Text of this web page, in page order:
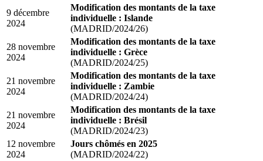
9 décembre
2024
Modification des montants de la taxe
individuelle : Islande
(MADRID/2024/26)
28 novembre
2024
Modification des montants de la taxe
individuelle : Grèce
(MADRID/2024/25)
21 novembre
2024
Modification des montants de la taxe
individuelle : Zambie
(MADRID/2024/24)
21 novembre
2024
Modification des montants de la taxe
individuelle : Brésil
(MADRID/2024/23)
12 novembre
2024
Jours chômés en 2025
(MADRID/2024/22)